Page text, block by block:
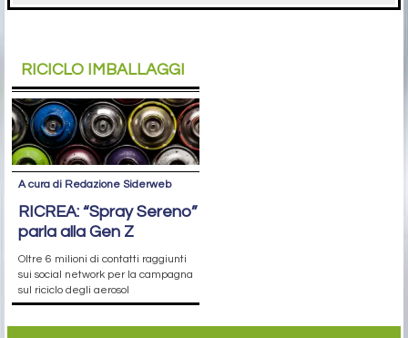
RICICLO IMBALLAGGI
A cura di Redazione Siderweb
RICREA: “Spray Sereno”
parla alla Gen Z
Oltre 6 milioni di contatti raggiunti
sui social network per la campagna
sul riciclo degli aerosol